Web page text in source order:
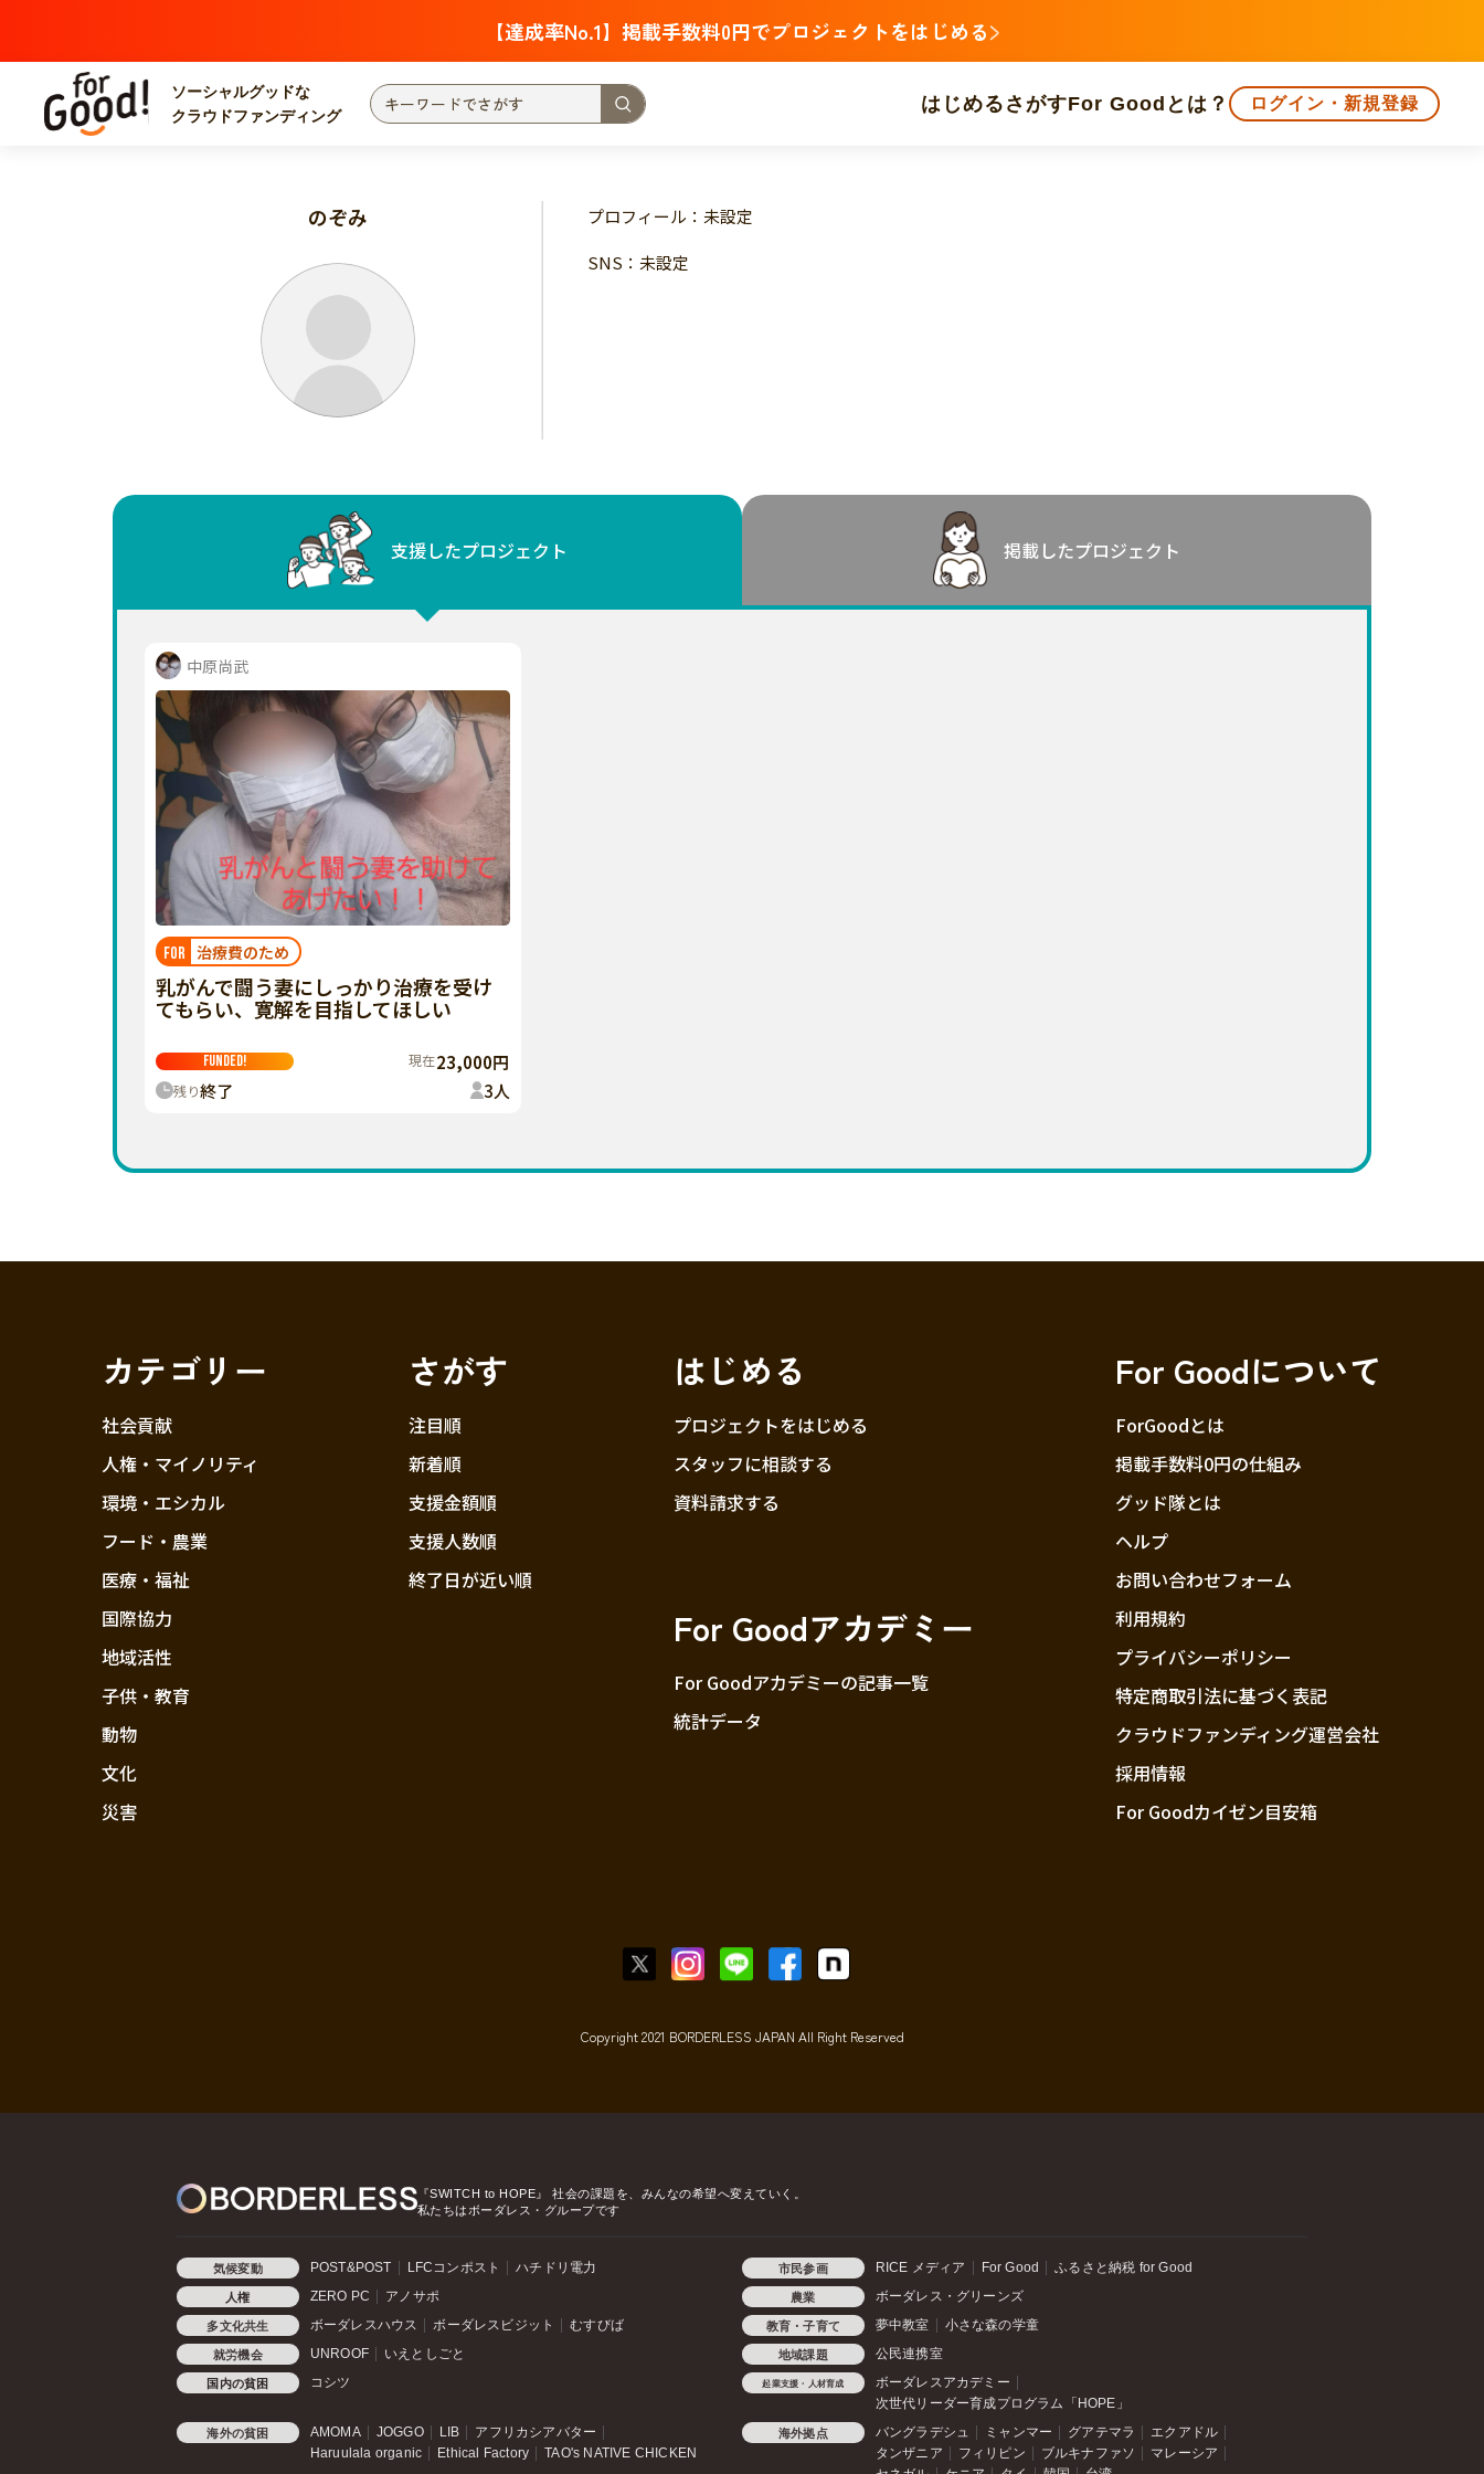
【達成率No.1】掲載手数料0円でプロジェクトをはじめる
ソーシャルグッドな
クラウドファンディング
はじめる さがすFor Goodとは？ ログイン・新規登録
支援金額が多い 支援人数が多い
国際協力 子ども・教育
災害
北海道・東北
関東
新潟
中国
四国
九州・沖縄 福岡 佐賀 長崎 熊本 大分 宮崎 鹿児島 沖縄
のぞみ
プロフィール：未設定
SNS：未設定
支援したプロジェクト 掲載したプロジェクト
中原尚武
FOR 治療費のため
乳がんで闘う妻にしっかり治療を受け
てもらい、寛解を目指してほしい
FUNDED! 現在23,000円
残り終了 3人
カテゴリー
社会貢献
人権・マイノリティ
環境・エシカル
フード・農業
医療・福祉
国際協力
地域活性
子供・教育
動物
文化
災害
さがす
注目順
新着順
支援金額順
支援人数順
終了日が近い順
はじめる
プロジェクトをはじめる
スタッフに相談する
資料請求する
For Goodアカデミー
For Goodアカデミーの記事一覧
統計データ
For Goodについて
ForGoodとは
掲載手数料0円の仕組み
グッド隊とは
ヘルプ
お問い合わせフォーム
利用規約
プライバシーポリシー
特定商取引法に基づく表記
クラウドファンディング運営会社
採用情報
For Goodカイゼン目安箱
Copyright 2021 BORDERLESS JAPAN All Right Reserved
『SWITCH to HOPE』
社会の課題を、みんなの希望へ変えていく。
私たちはボーダレス・グループです
気候変動 POST&POST LFCコンポスト ハチドリ電力 市民参画 RICE メディア For Good ふるさと納税 for Good
人権 ZERO PC アノサポ 農業 ボーダレス・グリーンズ
多文化共生 ボーダレスハウス ボーダレスビジット むすびば 教育・子育て 夢中教室 小さな森の学童
就労機会 UNROOF いえとしごと 地域課題 公民連携室
国内の貧困 コシツ 起業支援・人材育成
ボーダレスアカデミー
次世代リーダー育成プログラム「HOPE」
海外の貧困 AMOMA JOGGO LIB
アフリカシアバター
Haruulala organic
Ethical Factory TAO's NATIVE CHICKEN
海外拠点 バングラデシュ ミャンマー グアテマラ
エクアドル
タンザニア
フィリピン ブルキナファソ
マレーシア